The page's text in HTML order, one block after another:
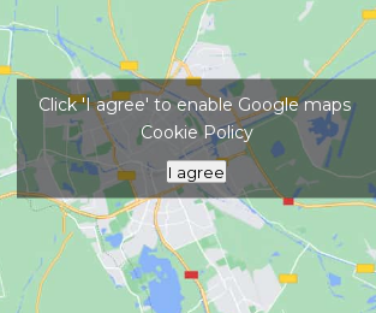
Kattints ide a térkép megjelenítéséhez
Click 'I agree' to enable Google maps
Cookie Policy
I agree